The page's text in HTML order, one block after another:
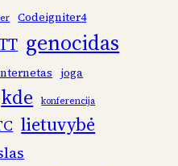
Codeigniter4
genocidas
joga
kde konferencija
lietuvybė